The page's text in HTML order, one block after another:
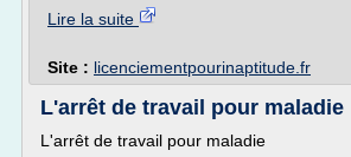
Lire la suite
Site : licenciementpourinaptitude.fr
L'arrêt de travail pour maladie
L'arrêt de travail pour maladie